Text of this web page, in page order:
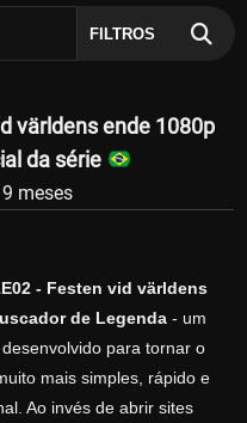
FILTROS
världens ende 1080p
da série
meses
- Festen vid världens
de Legenda - um
para tornar o
mais simples, rápido e
Ao invés de abrir sites